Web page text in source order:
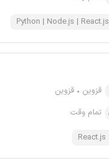
Python | Node.js | React.js
قزوین
قزوین
تمام وقت
React.js